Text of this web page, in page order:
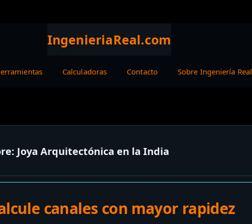
IngenieriaReal.com
Calculadoras Contacto Sobre Ingeniería Real
Joya Arquitectónica en la India
canales con mayor rapidez